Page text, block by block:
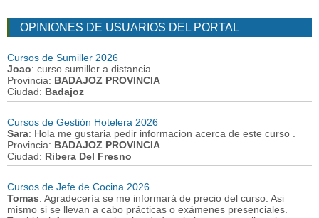
OPINIONES DE USUARIOS DEL PORTAL
Cursos de Sumiller 2026
Joao: curso sumiller a distancia
Provincia: BADAJOZ PROVINCIA
Ciudad: Badajoz
Cursos de Gestión Hotelera 2026
Sara: Hola me gustaria pedir informacion acerca de este curso .
Provincia: BADAJOZ PROVINCIA
Ciudad: Ribera Del Fresno
Cursos de Jefe de Cocina 2026
Tomas: Agradecería se me informará de precio del curso. Asi
mismo si se llevan a cabo prácticas o exámenes presenciales.